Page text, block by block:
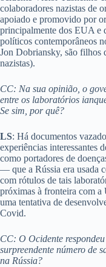
colaboradores nazistas de
apoiado e promovido por
principalmente dos EUA e
políticos contemporâneos
Jon Dobriansky, são filhos
nazistas).
CC: Na sua opinião, o
entre os laboratórios
Se sim, por quê?
LS: Há documentos
experiências interessantes
como portadores de
— que a Rússia era usada
com rótulos de tais
próximas à fronteira com a
uma tentativa de
Covid.
CC: O Ocidente
surpreendente número de
na Rússia?